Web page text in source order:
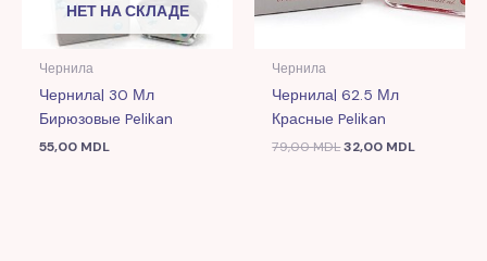
НЕТ НА СКЛАДЕ
Чернила
Чернила| 30 Мл
Бирюзовые Pelikan
55,00 MDL
Чернила
Чернила| 62.5 Мл
Красные Pelikan
79,00MDL32,00 MDL